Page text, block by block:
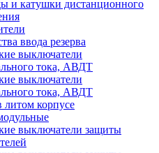
и катушки дистанционного
ввода резерва
выключатели
тока, АВДТ
выключатели
тока, АВДТ
корпусе
выключатели защиты